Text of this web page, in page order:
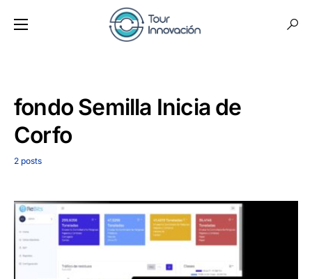
fondo Semilla Inicia de
Corfo
2 posts